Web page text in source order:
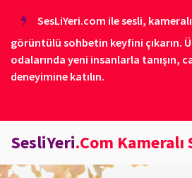
SesLiYeri.com ile sesli,
görüntülü sohbetin keyfini çıkarın.
odalarında yeni insanlarla tanışın,
deneyimine katılın.
SesliYeri.Com Kameralı